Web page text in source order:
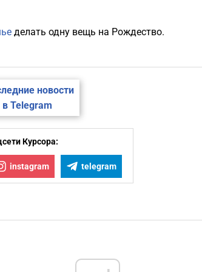
делать одну вещь на Рождество.
новости
в Telegram
Курсора:
instagram telegram